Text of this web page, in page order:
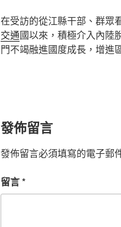
在受訪的從江縣干部、群眾
交通國以來，積極介入內陸
門不竭融進國度成長，增進
發佈留言
發佈留言必須填寫的電子郵
留言*